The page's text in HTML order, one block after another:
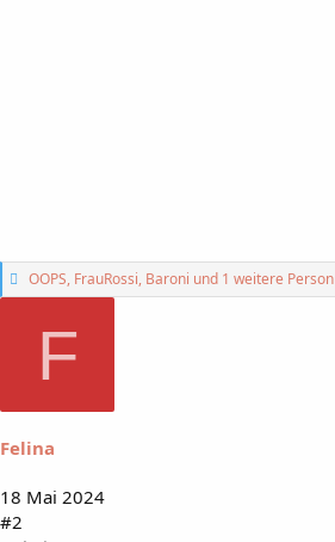
G
e
m
r
OOPS, FrauRossi, Baroni und 1 weitere Person
F
Felina
18 Mai 2024
#2